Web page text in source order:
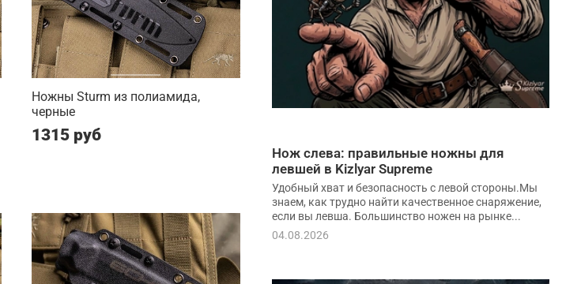
Ножны Sturm из полиамида,
черные
1315 руб
Нож слева: правильные ножны для
левшей в Kizlyar Supreme
Удобный хват и безопасность с левой стороны.Мы
знаем, как трудно найти качественное снаряжение,
если вы левша. Большинство ножен на рынке...
04.08.2026